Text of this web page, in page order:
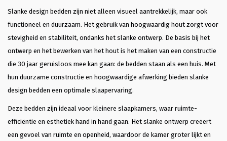
Slanke design bedden zijn niet alleen visueel aantrekkelijk, maar ook
functioneel en duurzaam. Het gebruik van hoogwaardig hout zorgt voor
stevigheid en stabiliteit, ondanks het slanke ontwerp. De basis bij het
ontwerp en het bewerken van het hout is het maken van een constructie
die 30 jaar geruisloos mee kan gaan: de bedden staan als een huis. Met
hun duurzame constructie en hoogwaardige afwerking bieden slanke
design bedden een optimale slaapervaring.
Deze bedden zijn ideaal voor kleinere slaapkamers, waar ruimte-
efficiëntie en esthetiek hand in hand gaan. Het slanke ontwerp creëert
een gevoel van ruimte en openheid, waardoor de kamer groter lijkt en